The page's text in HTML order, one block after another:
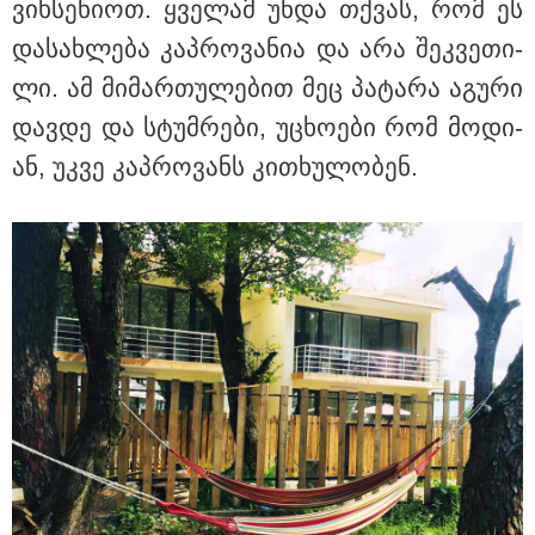
11:36 / 08-08-2026
წელიწადნახევარში საქართველოში 164
ადამიანი დაიკარგა - 57 პირს ამ დრომდე
ეძებენ
ვიხ­სე­ნი­ოთ. ყვე­ლამ უნდა თქვას, რომ ეს
და­სახ­ლე­ბა კაპ­რო­ვა­ნია და არა შეკ­ვე­თი­
ლი. ამ მი­მარ­თუ­ლე­ბით მეც პა­ტა­რა აგუ­რი
დავ­დე და სტუმ­რე­ბი, უცხო­ე­ბი რომ მო­დი­
ან, უკვე კაპ­რო­ვანს კი­თხუ­ლო­ბენ.